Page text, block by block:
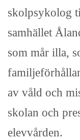
skolpsykolog
samhället
som mår illa,
av våld och
skolan och
elevvården.